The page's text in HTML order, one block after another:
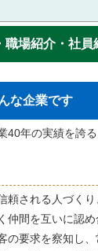
職場紹介・社員
な企業です
40年の実績を誇
頼される人づくり
仲間を互いに認
の要求を察知し